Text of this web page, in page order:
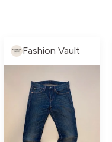
Fashion Vault